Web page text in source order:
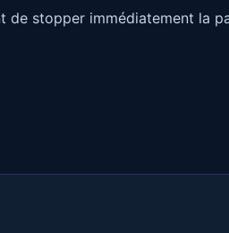
de stopper immédiatement la